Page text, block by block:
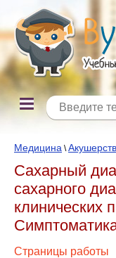
Медицина \
Сахарный
сахарного
клинических
Страницы работы